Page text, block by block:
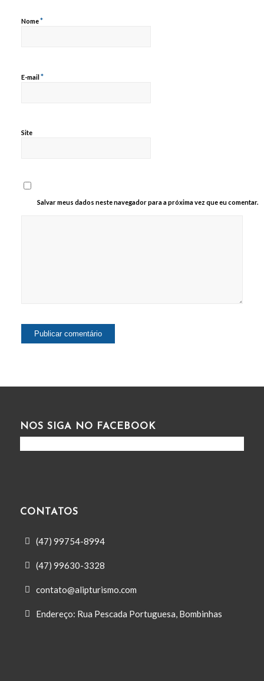
Nome*
E-mail *
Site
Salvar meus dados neste navegador para a próxima vez que eu comentar.
NOS SIGA NO FACEBOOK
CONTATOS
(47) 99754-8994
(47) 99630-3328
contato@alipturismo.com
Endereço: Rua Pescada Portuguesa, Bombinhas